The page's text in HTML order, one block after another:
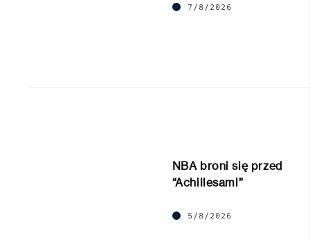
7/8/2026
NBA broni się przed
“Achillesami”
5/8/2026